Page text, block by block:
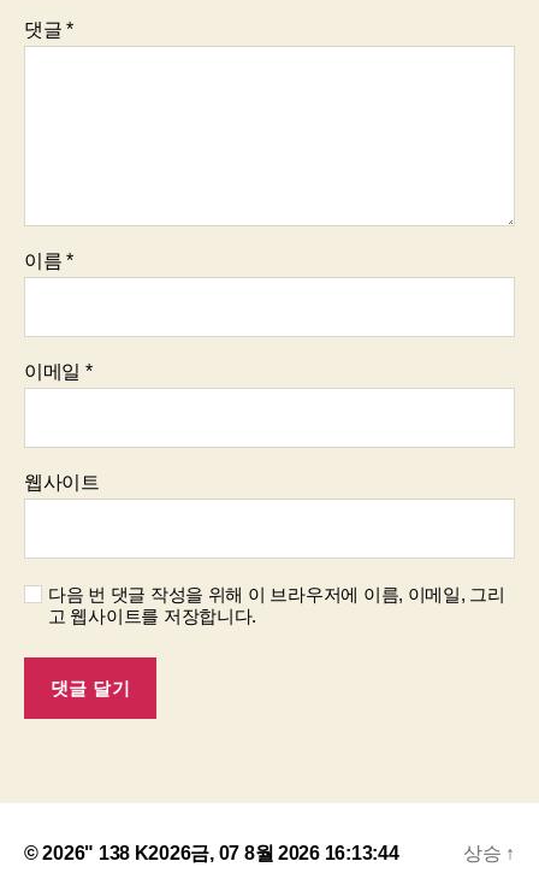
댓글*
이름*
이메일 *
웹사이트
다음 번 댓글 작성을 위해 이 브라우저에 이름, 이메일, 그리
고 웹사이트를 저장합니다.
© 2026" 138 K2026금, 07 8월 2026 16:13:44
상승 ↑